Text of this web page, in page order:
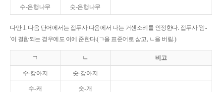
수-은행나무 숫-은행나무
다만 1. 다음 단어에서는 접두사 다음에서 나는 거센소리를 인정한다. 접두사 '암-
'이 결합되는 경우에도 이에 준한다.(ㄱ을 표준어로 삼고, ㄴ을 버림.)
ㄱ ㄴ 비고
수-캉아지 숫-강아지
수-캐 숫-개